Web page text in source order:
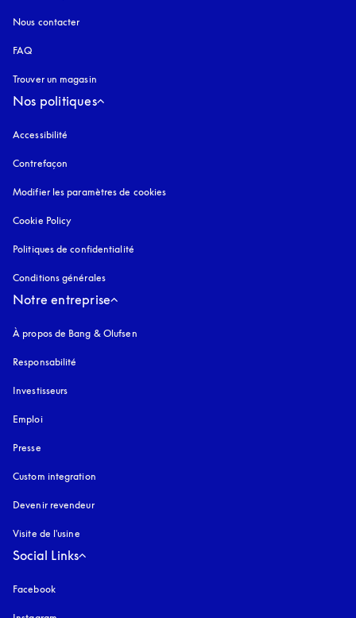
Nous contacter
FAQ
Trouver un magasin
Nos politiques
Accessibilité
Contrefaçon
Modifier les paramètres de cookies
Cookie Policy
Politiques de confidentialité
Conditions générales
Notre entreprise
À propos de Bang & Olufsen
Responsabilité
Investisseurs
Emploi
Presse
Custom integration
Devenir revendeur
Visite de l'usine
Social Links
Facebook